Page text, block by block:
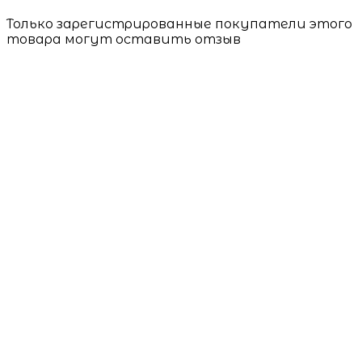
Только зарегистрированные покупатели этого
товара могут оставить отзыв